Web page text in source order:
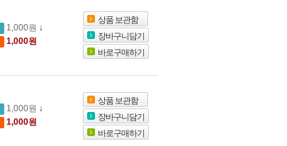
1,000원 ↓
1,000원
상품 보관함
장바구니담기
바로구매하기
1,000원 ↓
1,000원
상품 보관함
장바구니담기
바로구매하기